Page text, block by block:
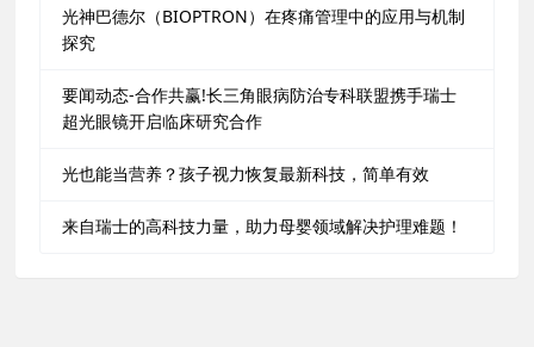
光神巴德尔（BIOPTRON）在疼痛管理中的应用与机制
探究
要闻动态-合作共赢!长三角眼病防治专科联盟携手瑞士
超光眼镜开启临床研究合作
光也能当营养？孩子视力恢复最新科技，简单有效
来自瑞士的高科技力量，助力母婴领域解决护理难题！